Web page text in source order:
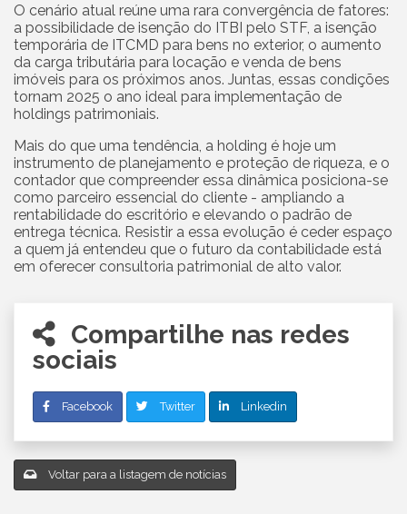
O cenário atual reúne uma rara convergência de fatores:
a possibilidade de isenção do ITBI pelo STF, a isenção
temporária de ITCMD para bens no exterior, o aumento
da carga tributária para locação e venda de bens
imóveis para os próximos anos. Juntas, essas condições
tornam 2025 o ano ideal para implementação de
holdings patrimoniais.
Mais do que uma tendência, a holding é hoje um
instrumento de planejamento e proteção de riqueza, e o
contador que compreender essa dinâmica posiciona-se
como parceiro essencial do cliente - ampliando a
rentabilidade do escritório e elevando o padrão de
entrega técnica. Resistir a essa evolução é ceder espaço
a quem já entendeu que o futuro da contabilidade está
em oferecer consultoria patrimonial de alto valor.
Compartilhe nas redes
sociais
Facebook Twitter Linkedin
Voltar para a listagem de notícias